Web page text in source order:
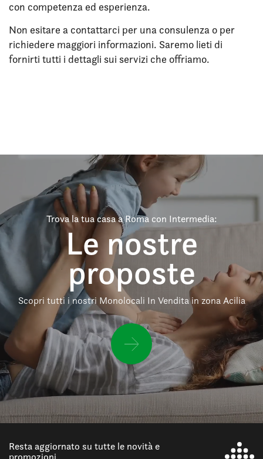
con competenza ed esperienza.
Non esitare a contattarci per una consulenza o per
richiedere maggiori informazioni. Saremo lieti di
fornirti tutti i dettagli sui servizi che offriamo.
Trova la tua casa a Roma con Intermedia:
Le nostre
proposte
Scopri tutti i nostri Monolocali In Vendita in zona Acilia
Resta aggiornato su tutte le novità e
promozioni